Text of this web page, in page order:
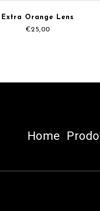
Extra Orange Lens
€25,00
Home